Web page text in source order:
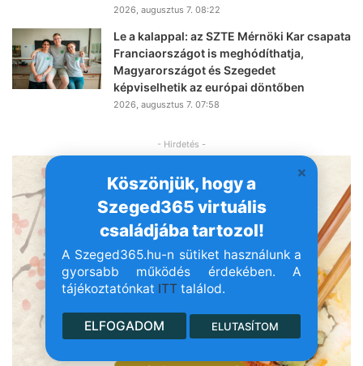
Köszönjük, hogy a
Szeged365 virtuális
családjába tartozol!
A Szeged365.hu-n sütiket használunk a
gyorsabb működés érdekében. A
tájékoztatónkat ITT találod.
ELFOGADOM ELUTASÍTOM
2026, augusztus 7. 08:22
Le a kalappal: az SZTE Mérnöki Kar csapata
Franciaországot is meghódíthatja,
Magyarországot és Szegedet
képviselhetik az európai döntőben
2026, augusztus 7. 07:58
- Hirdetés -